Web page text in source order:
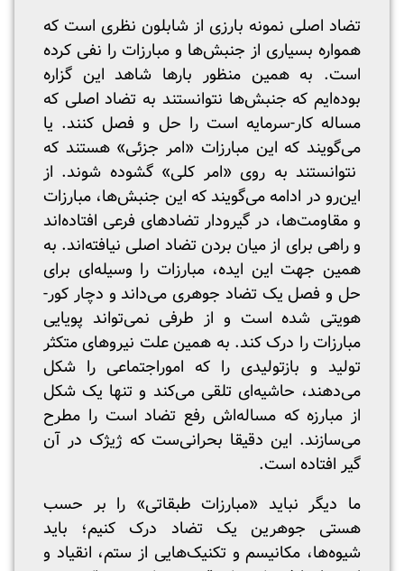
تضاد اصلی نمونه بارزی از شابلون نظری است که
همواره بسیاری از جنبش‌ها و مبارزات را نفی کرده
است. به همین منظور بار‌ها شاهد این گزاره
بوده‌ایم که جنبش‌ها نتوانستند به تضاد اصلی که
مساله کار-سرمایه است را حل و فصل کنند. یا
می‌گویند که این مبارزات «امر جزئی» هستند که
نتوانستند به روی «امر کلی» گشوده شوند. از
این‌رو در ادامه می‌گویند که این جنبش‌ها، مبارزات
و مقاومت‌ها، در گیرودار تضاد‌های فرعی افتاده‌اند
و راهی برای از میان بردن تضاد اصلی نیافته‌اند. به
همین جهت این ایده، مبارزات را وسیله‌ای برای
حل و فصل یک تضاد جوهری می‌داند و دچار کور-
هویتی شده‌ است و از طرفی نمی‌تواند پویایی
مبارزات را درک کند. به همین علت نیرو‌های متکثر
تولید و بازتولیدی را که اموراجتماعی را شکل
می‌دهند، حاشیه‌ای تلقی می‌کند و تنها یک شکل
از مبارزه که مساله‌اش رفع تضاد است را مطرح
می‌سازند. این دقیقا بحرانی‌ست که ژیژک در آن
گیر افتاده است.
ما دیگر نباید «مبارزات طبقاتی» را بر حسب
هستی جوهرین یک تضاد درک کنیم؛ باید
شیوه‌ها، مکانیسم‌ و تکنیک‌هایی از ستم، انقیاد و